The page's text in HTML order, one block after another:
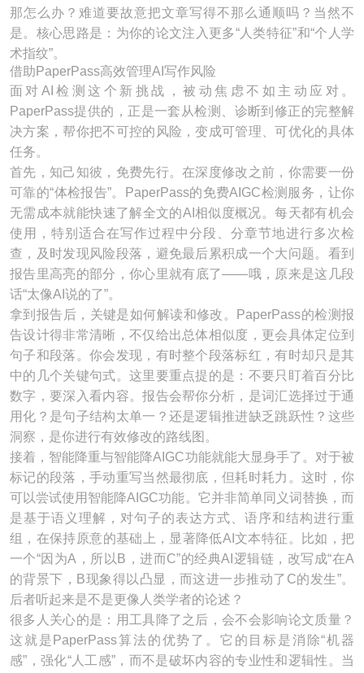
那怎么办？难道要故意把文章写得不那么通顺吗？当然不
是。核心思路是：为你的论文注入更多“人类特征”和“个人学
术指纹”。
借助PaperPass高效管理AI写作风险
面对AI检测这个新挑战，被动焦虑不如主动应对。
PaperPass提供的，正是一套从检测、诊断到修正的完整解
决方案，帮你把不可控的风险，变成可管理、可优化的具体
任务。
首先，知己知彼，免费先行。在深度修改之前，你需要一份
可靠的“体检报告”。PaperPass的免费AIGC检测服务，让你
无需成本就能快速了解全文的AI相似度概况。每天都有机会
使用，特别适合在写作过程中分段、分章节地进行多次检
查，及时发现风险段落，避免最后累积成一个大问题。看到
报告里高亮的部分，你心里就有底了——哦，原来是这几段
话“太像AI说的了”。
拿到报告后，关键是如何解读和修改。PaperPass的检测报
告设计得非常清晰，不仅给出总体相似度，更会具体定位到
句子和段落。你会发现，有时整个段落标红，有时却只是其
中的几个关键句式。这里要重点提的是：不要只盯着百分比
数字，要深入看内容。报告会帮你分析，是词汇选择过于通
用化？是句子结构太单一？还是逻辑推进缺乏跳跃性？这些
洞察，是你进行有效修改的路线图。
接着，智能降重与智能降AIGC功能就能大显身手了。对于被
标记的段落，手动重写当然最彻底，但耗时耗力。这时，你
可以尝试使用智能降AIGC功能。它并非简单同义词替换，而
是基于语义理解，对句子的表达方式、语序和结构进行重
组，在保持原意的基础上，显著降低AI文本特征。比如，把
一个“因为A，所以B，进而C”的经典AI逻辑链，改写成“在A
的背景下，B现象得以凸显，而这进一步推动了C的发生”。
后者听起来是不是更像人类学者的论述？
很多人关心的是：用工具降了之后，会不会影响论文质量？
这就是PaperPass算法的优势了。它的目标是消除“机器
感”，强化“人工感”，而不是破坏内容的专业性和逻辑性。当